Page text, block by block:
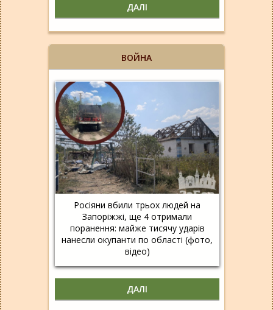
ДАЛІ
ВОЙНА
Росіяни вбили трьох людей на
Запоріжжі, ще 4 отримали
поранення: майже тисячу ударів
нанесли окупанти по області (фото,
відео)
ДАЛІ